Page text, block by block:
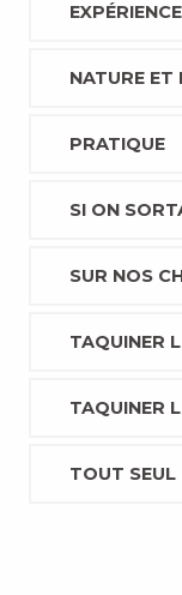
NATURE ET
PRATIQUE
SI ON
SUR NOS
TAQUINER
TAQUINER
TOUT SEUL